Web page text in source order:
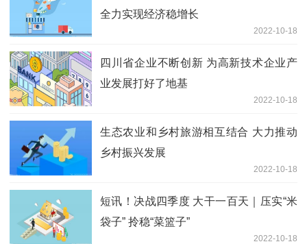
全力实现经济稳增长
2022-10-18
四川省企业不断创新 为高新技术企业产
业发展打好了地基
2022-10-18
生态农业和乡村旅游相互结合 大力推动
乡村振兴发展
2022-10-18
短讯！决战四季度 大干一百天｜压实“米
袋子” 拎稳“菜篮子”
2022-10-18